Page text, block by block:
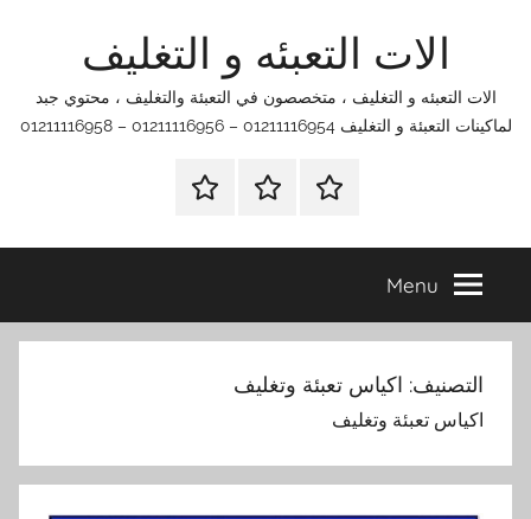
الات التعبئه و التغليف
الات التعبئه و التغليف ، متخصصون في التعبئة والتغليف ، محتوي جبد
لماكينات التعبئة و التغليف 01211116954 – 01211116956 – 01211116958
الرئيسيةاتصل
اتـصـل
في
التي
Menu
التصنيف: اكياس تعبئة وتغليف
اكياس تعبئة وتغليف